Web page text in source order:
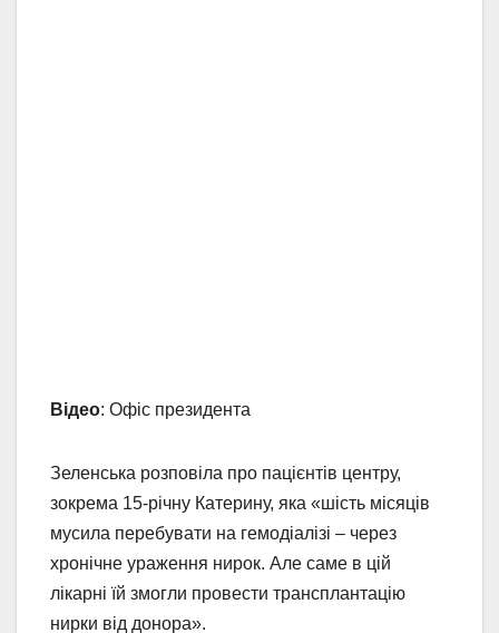
Відео: Офіс президента
Зеленська розповіла про пацієнтів центру,
зокрема 15-річну Катерину, яка «шість місяців
мусила перебувати на гемодіалізі – через
хронічне ураження нирок. Але саме в цій
лікарні їй змогли провести трансплантацію
нирки від донора».